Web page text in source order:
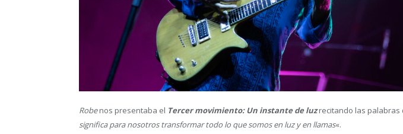
Robenos presentaba el Tercer movimiento: Un instante de luzrecitando las palabras
significa para nosotros transformar todo lo que somos en luz y en llamas«.